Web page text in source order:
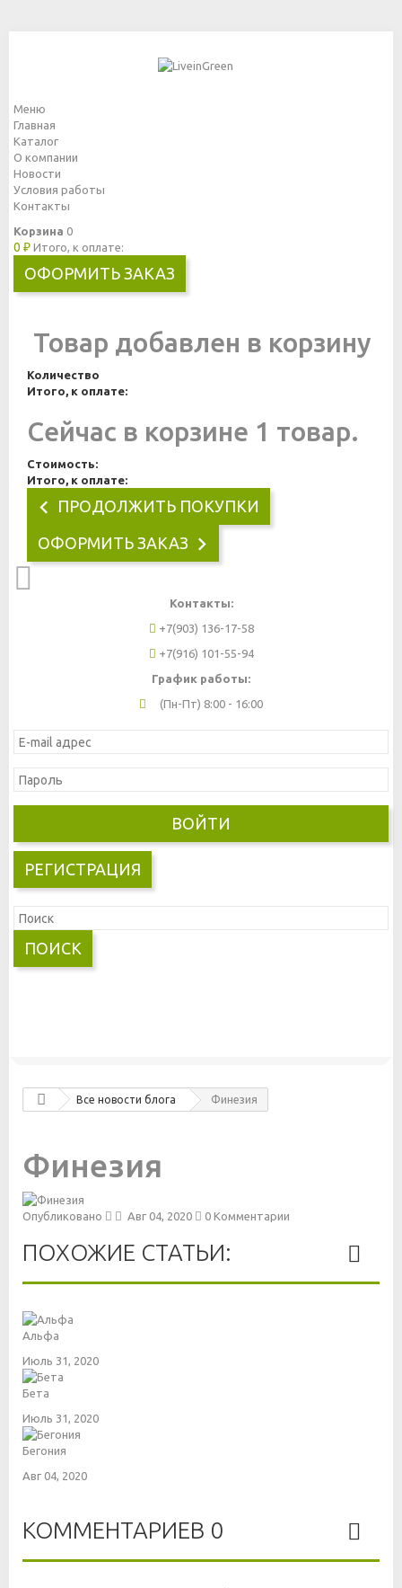
Меню
Главная
Каталог
О компании
Новости
Условия работы
Контакты
Корзина 0
0 ₽ Итого, к оплате:
ОФОРМИТЬ ЗАКАЗ
Товар добавлен в корзину
Количество
Итого, к оплате:
Сейчас в корзине 1 товар.
Стоимость:
Итого, к оплате:
ПРОДОЛЖИТЬ ПОКУПКИ
ОФОРМИТЬ ЗАКАЗ
Контакты:
+7(903) 136-17-58
+7(916) 101-55-94
График работы:
(Пн-Пт) 8:00 - 16:00
ВОЙТИ
РЕГИСТРАЦИЯ
ПОИСК
Все новости блога Финезия
Финезия
Опубликовано Авг 04, 2020 0 Комментарии
ПОХОЖИЕ СТАТЬИ:
Альфа
Июль 31, 2020
Бета
Июль 31, 2020
Бегония
Авг 04, 2020
КОММЕНТАРИЕВ 0